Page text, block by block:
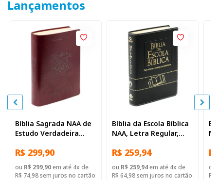
Lançamentos
Bíblia Sagrada NAA de
Estudo Verdadeira
Regular, com mapa,
Capa Couro Sintético
Ilustrada Marrom
R$ 299,90
ou R$ 299,90em até 4x de
R$ 74,98 sem juros no cartão
Bíblia da Escola Bíblica
NAA, Letra Regular,
Sintético Preta
R$ 259,94
ou R$ 259,94em até 4x de
R$ 64,98 sem juros no cartão
ou
R$